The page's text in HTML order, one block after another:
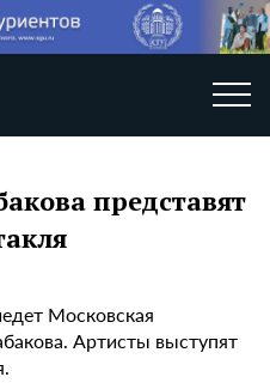
представят
Московская
Артисты выступят